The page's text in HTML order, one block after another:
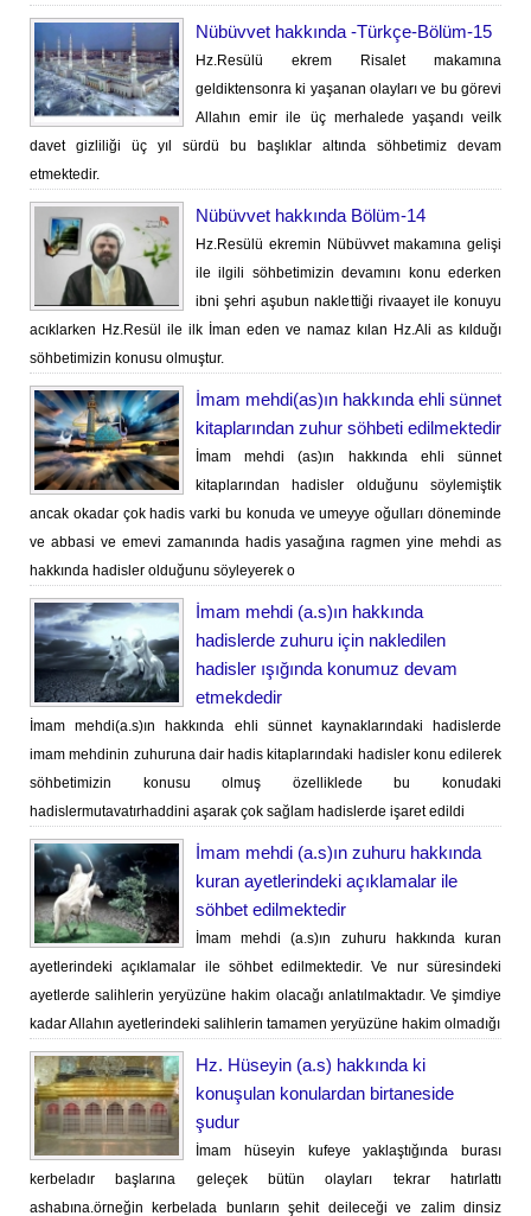
Nübüvvet hakkında -Türkçe-Bölüm-15
Hz.Resülü ekrem Risalet makamına
geldiktensonra ki yaşanan olayları ve bu görevi
Allahın emir ile üç merhalede yaşandı veilk
davet gizliliği üç yıl sürdü bu başlıklar altında söhbetimiz devam
etmektedir.
Nübüvvet hakkında Bölüm-14
Hz.Resülü ekremin Nübüvvet makamına gelişi
ile ilgili söhbetimizin devamını konu ederken
ibni şehri aşubun naklettiği rivaayet ile konuyu
acıklarken Hz.Resül ile ilk İman eden ve namaz kılan Hz.Ali as kılduğı
söhbetimizin konusu olmuştur.
İmam mehdi(as)ın hakkında ehli sünnet
kitaplarından zuhur söhbeti edilmektedir
İmam mehdi (as)ın hakkında ehli sünnet
kitaplarından hadisler olduğunu söylemiştik
ancak okadar çok hadis varki bu konuda ve umeyye oğulları döneminde
ve abbasi ve emevi zamanında hadis yasağına ragmen yine mehdi as
hakkında hadisler olduğunu söyleyerek o
İmam mehdi (a.s)ın hakkında
hadislerde zuhuru için nakledilen
hadisler ışığında konumuz devam
etmekdedir
İmam mehdi(a.s)ın hakkında ehli sünnet kaynaklarındaki hadislerde
imam mehdinin zuhuruna dair hadis kitaplarındaki hadisler konu edilerek
söhbetimizin konusu olmuş özelliklede bu konudaki
hadislermutavatırhaddini aşarak çok sağlam hadislerde işaret edildi
İmam mehdi (a.s)ın zuhuru hakkında
kuran ayetlerindeki açıklamalar ile
söhbet edilmektedir
İmam mehdi (a.s)ın zuhuru hakkında kuran
ayetlerindeki açıklamalar ile söhbet edilmektedir. Ve nur süresindeki
ayetlerde salihlerin yeryüzüne hakim olacağı anlatılmaktadır. Ve şimdiye
kadar Allahın ayetlerindeki salihlerin tamamen yeryüzüne hakim olmadığı
Hz. Hüseyin (a.s) hakkında ki
konuşulan konulardan birtaneside
şudur
İmam hüseyin kufeye yaklaştığında burası
kerbeladır başlarına geleçek bütün olayları tekrar hatırlattı
ashabına.örneğin kerbelada bunların şehit deileceği ve zalim dinsiz